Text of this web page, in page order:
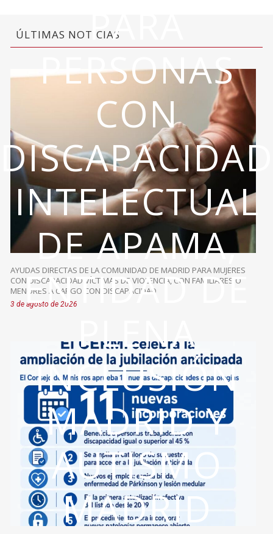
PARA
PERSONAS
CON
DISCAPACIDAD
INTELECTUAL
DE APAMA,
ENTIDAD DE
PLENA
INCLUSIÓN
MADRID Y
AUTISMO
MADRID
ÚLTIMAS NOTICIAS
AYUDAS DIRECTAS DE LA COMUNIDAD DE MADRID PARA MUJERES
CON DISCAPACIDAD VÍCTIMAS DE VIOLENCIA, CON FAMILIARES O
MENORES A CARGO CON DISCAPACIDAD
3 de agosto de 2026